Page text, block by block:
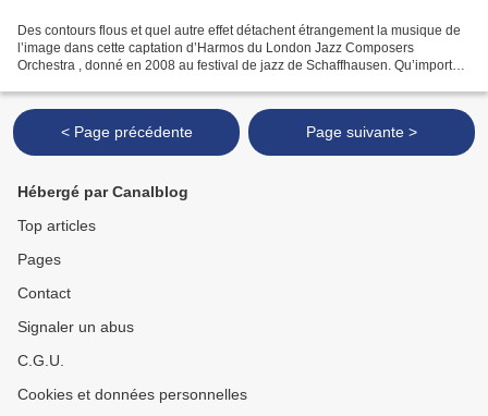
Des contours flous et quel autre effet détachent étrangement la musique de
l’image dans cette captation d’Harmos du London Jazz Composers
Orchestra , donné en 2008 au festival de jazz de Schaffhausen. Qu’importe.
< Page précédente Page suivante >
Hébergé par Canalblog
Top articles
Pages
Contact
Signaler un abus
C.G.U.
Cookies et données personnelles